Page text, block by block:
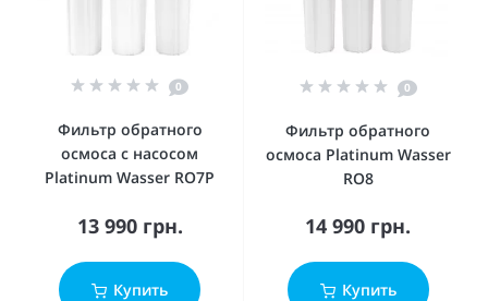
0
Фильтр обратного
осмоса с насосом
Platinum Wasser RO7P
13 990 грн.
Купить
0
Фильтр обратного
осмоса Platinum Wasser
RO8
14 990 грн.
Купить